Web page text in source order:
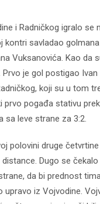
i Radničkog igralo se
kontri savladao
Vuksanovića. Kao
Prvo je gol postigao
koji su u tom
prvo pogađa stativu
sa leve strane za 3:2.
polovini druge
Dugo se
da bi prednost
iz Vojvodine.